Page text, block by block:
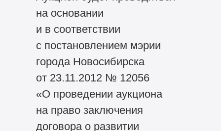
на основании
и в соответствии
с постановлением мэрии
города Новосибирска
от 23.11.2012 № 12056
«О проведении аукциона
на право заключения
договора о развитии